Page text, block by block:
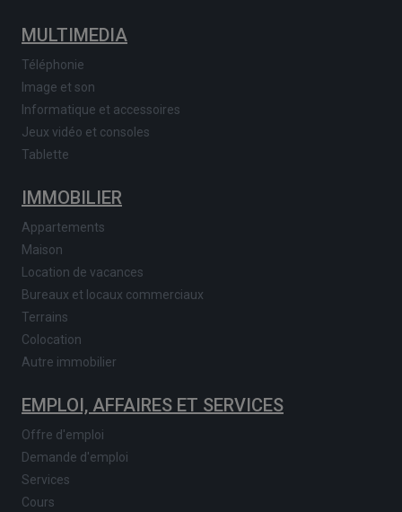
MULTIMEDIA
Téléphonie
Image et son
Informatique et accessoires
Jeux vidéo et consoles
Tablette
IMMOBILIER
Appartements
Maison
Location de vacances
Bureaux et locaux commerciaux
Terrains
Colocation
Autre immobilier
EMPLOI, AFFAIRES ET SERVICES
Offre d'emploi
Demande d'emploi
Services
Cours